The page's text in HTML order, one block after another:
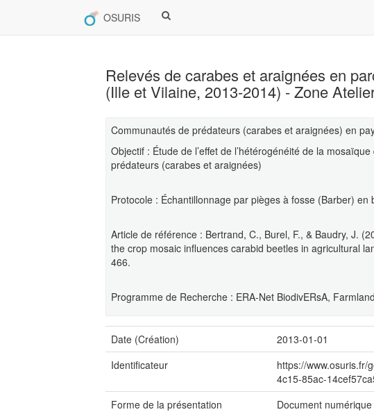
OSURIS
Relevés de carabes et araignées en
(Ille et Vilaine, 2013-2014) - Zone
Communautés de prédateurs (carabes et araignées) en
Objectif : Étude de l’effet de l’hétérogénéité de la
prédateurs (carabes et araignées)
Protocole : Échantillonnage par pièges à fosse (Barber)
Article de référence : Bertrand, C., Burel, F., & Baudry, J.
the crop mosaic influences carabid beetles in agricultural
466.
Programme de Recherche : ERA-Net BiodivERsA, Farmland
Date (Création)
2013-01-01
Identificateur
https://www.osuris.fr/
4c15-85ac-
Forme de la présentation
Document numérique